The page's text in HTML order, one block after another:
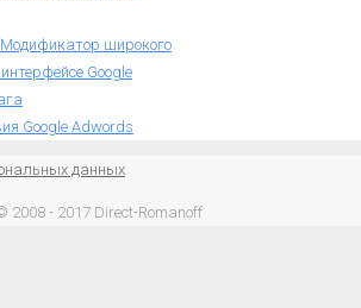
широкого
Google
Google Adwords
данных
- 2017 Direct-Romanoff